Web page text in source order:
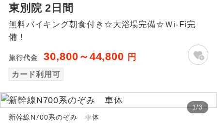
東別院 2日間
無料バイキング朝食付き☆大浴場完備☆Ｗi-Fi完
備！
旅行代金 30,800～44,800 円
カード利用可
1/3
新幹線N700系のぞみ 車体
バスガイド乗
務
があります。
世界遺産
絶景 絶景スポットに立ち寄るコースです。